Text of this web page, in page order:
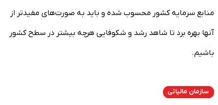
منابع سرمایه کشور محسوب شده و باید به صورت‌های مفیدتر از
آنها بهره برد تا شاهد رشد و شکوفایی هرچه بیشتر در سطح کشور
باشیم.
سازمان مالیاتی